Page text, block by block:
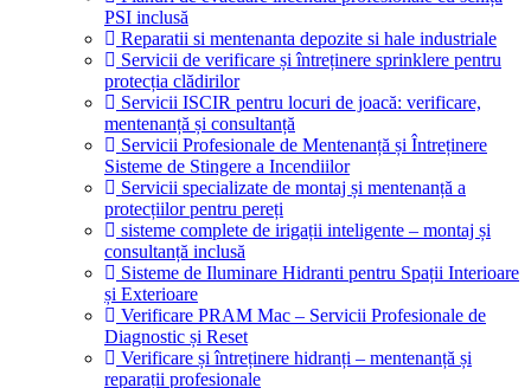
PSI inclusă
Reparatii si mentenanta depozite si hale industriale
Servicii de verificare și întreținere sprinklere pentru
protecția clădirilor
Servicii ISCIR pentru locuri de joacă: verificare,
mentenanță și consultanță
Servicii Profesionale de Mentenanță și Întreținere
Sisteme de Stingere a Incendiilor
Servicii specializate de montaj și mentenanță a
protecțiilor pentru pereți
sisteme complete de irigații inteligente – montaj și
consultanță inclusă
Sisteme de Iluminare Hidranti pentru Spații Interioare
și Exterioare
Verificare PRAM Mac – Servicii Profesionale de
Diagnostic și Reset
Verificare și întreținere hidranți – mentenanță și
reparații profesionale